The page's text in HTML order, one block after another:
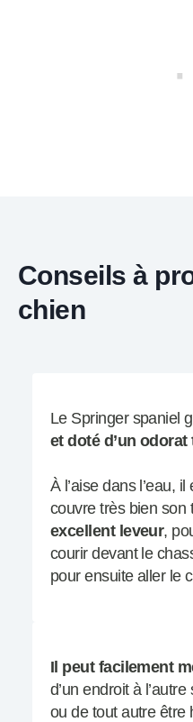
Conseils à
chien
Le Springer spaniel
et doté d’un odorat
À l’aise dans l’eau,
couvre très bien son
excellent leveur,
courir devant le
pour ensuite aller le
Il peut facilement
d’un endroit à
ou de tout autre être